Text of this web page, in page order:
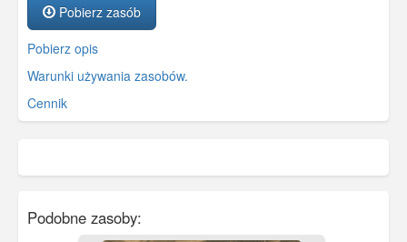
Pobierz zasób
Pobierz opis
Warunki używania zasobów.
Cennik
Podobne zasoby: